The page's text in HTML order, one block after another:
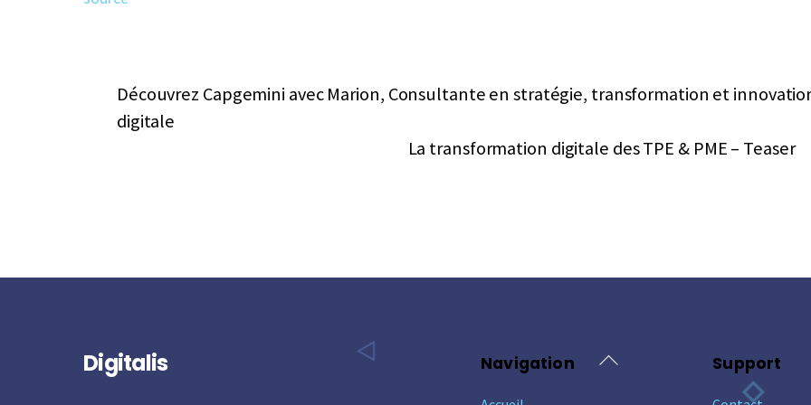
Découvrez Capgemini avec Marion, Consultante en stratégie, transformation et
digitale
La transformation digitale des TPE & PME – Teaser
Back
Digitalis Navigation Support